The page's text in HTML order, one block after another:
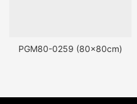
PGM80-0259 (80x80cm)